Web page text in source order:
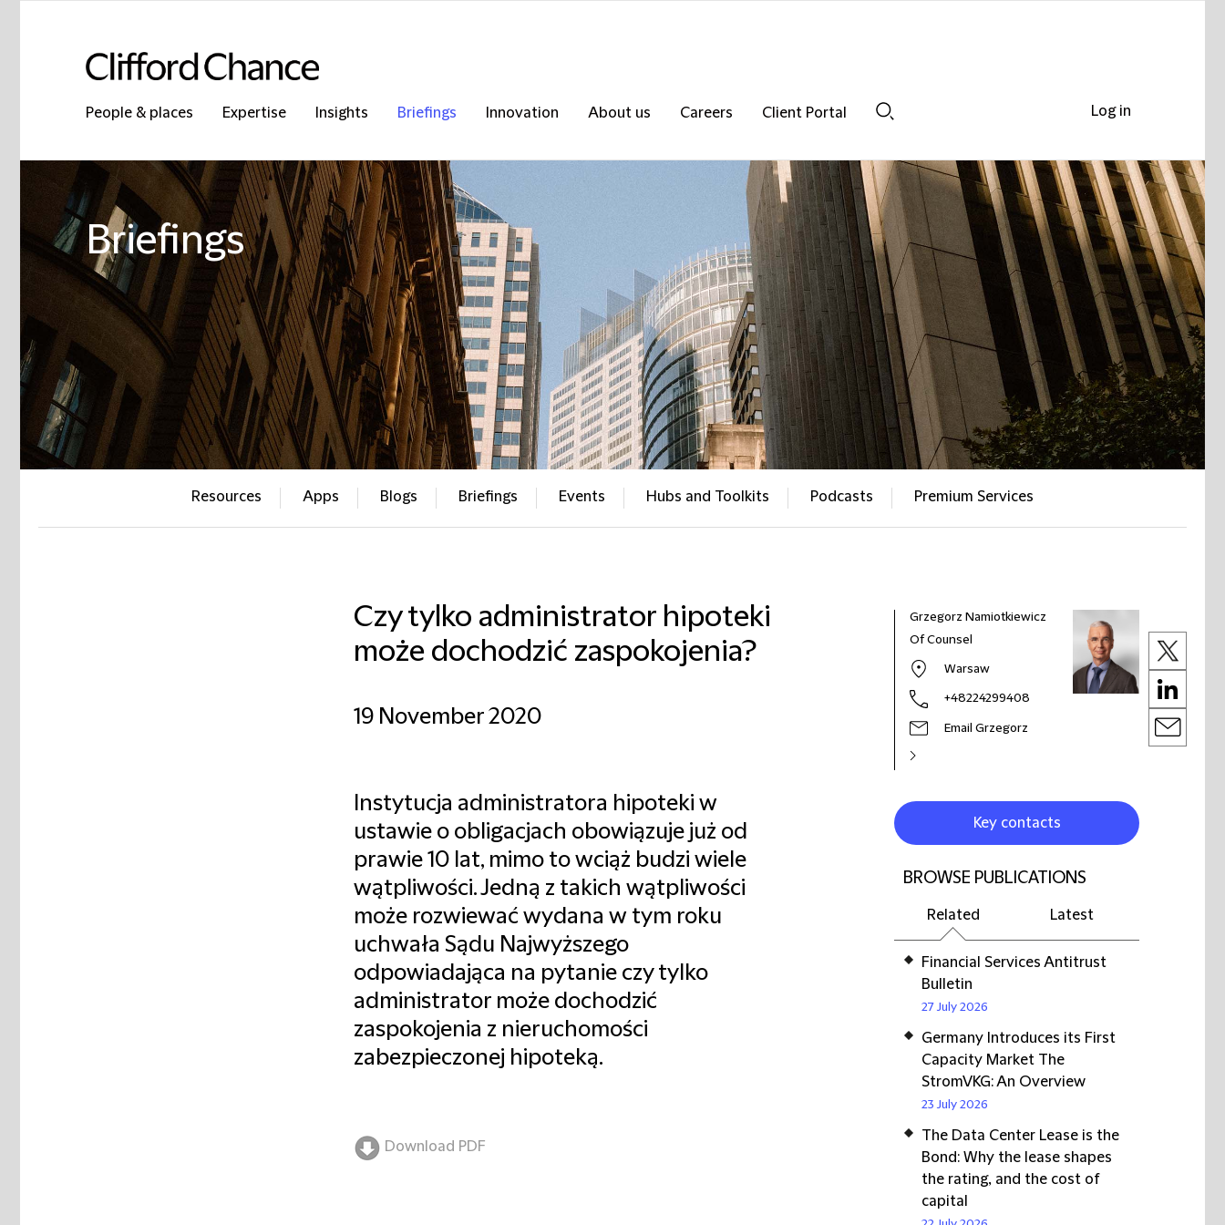
People & places Expertise Insights Briefings Innovation About us Careers
Client Portal
Briefings
Resources Apps Blogs Briefings Events Hubs and Toolkits Podcasts Premium Services
Czy tylko administrator hipoteki
może dochodzić zaspokojenia?
19 November 2020
Instytucja administratora hipoteki w
ustawie o obligacjach obowiązuje już od
prawie 10 lat, mimo to wciąż budzi wiele
wątpliwości. Jedną z takich wątpliwości
może rozwiewać wydana w tym roku
uchwała Sądu Najwyższego
odpowiadająca na pytanie czy tylko
administrator może dochodzić
zaspokojenia z nieruchomości
zabezpieczonej hipoteką.
Download PDF
Grzegorz Namiotkiewicz
Of Counsel
Warsaw
+48224299408
Email Grzegorz
Key contacts
BROWSE PUBLICATIONS
Related Latest
Financial Services Antitrust
Bulletin
27 July 2026
Germany Introduces its First
Capacity Market The
StromVKG: An Overview
23 July 2026
The Data Center Lease is the
Bond: Why the lease shapes
the rating, and the cost of
capital
Log in